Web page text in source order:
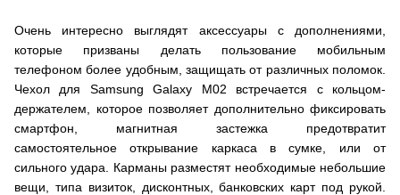
Очень интересно выглядят аксессуары с дополнениями,
которые призваны делать пользование мобильным
телефоном более удобным, защищать от различных поломок.
Чехол для Samsung Galaxy M02 встречается с кольцом-
держателем, которое позволяет дополнительно фиксировать
смартфон, магнитная застежка предотвратит
самостоятельное открывание каркаса в сумке, или от
сильного удара. Карманы разместят необходимые небольшие
вещи, типа визиток, дисконтных, банковских карт под рукой.